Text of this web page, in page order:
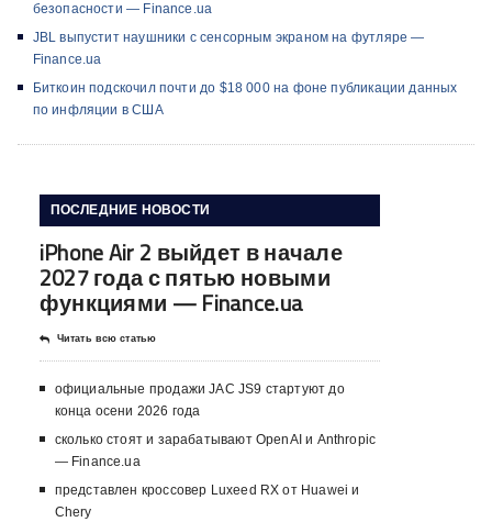
безопасности — Finance.ua
JBL выпустит наушники с сенсорным экраном на футляре —
Finance.ua
Биткоин подскочил почти до $18 000 на фоне публикации данных
по инфляции в США
ПОСЛЕДНИЕ НОВОСТИ
iPhone Air 2 выйдет в начале
2027 года с пятью новыми
функциями — Finance.ua
Читать всю статью
официальные продажи JAC JS9 стартуют до
конца осени 2026 года
сколько стоят и зарабатывают OpenAI и Anthropic
— Finance.ua
представлен кроссовер Luxeed RX от Huawei и
Chery